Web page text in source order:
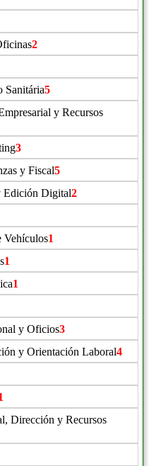
2
Sanitária5
y Recursos
3
y Fiscal5
Edición Digital2
Vehículos1
1
1
y Oficios3
y Orientación Laboral4
Dirección y Recursos